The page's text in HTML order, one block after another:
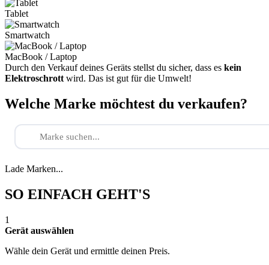
Tablet
Smartwatch
MacBook / Laptop
Durch den Verkauf deines Geräts stellst du sicher, dass es kein
Elektroschrott wird. Das ist gut für die Umwelt!
Welche Marke möchtest du verkaufen?
Lade Marken...
SO EINFACH GEHT'S
1
Gerät auswählen
Wähle dein Gerät und ermittle deinen Preis.